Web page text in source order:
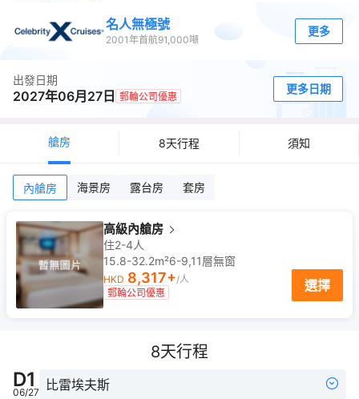
名人無極號
2001年首航91,000噸
更多
出發日期
2027年06月27日 郵輪公司優惠
更多日期
艙房 8天行程 須知
內艙房 海景房 露台房 套房
高級內艙房
住2-4人
15.8-32.2m²6-9,11層無窗
HKD 8,317+/人
郵輪公司優惠
選擇
8天行程
D1
06/27 比雷埃夫斯